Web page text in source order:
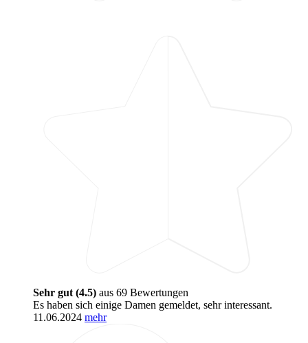
Sehr gut (4.5) aus 69 Bewertungen
Es haben sich einige Damen gemeldet, sehr interessant.
11.06.2024 mehr